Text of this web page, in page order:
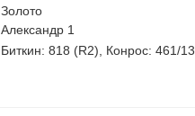
Золото
Александр 1
Биткин: 818 (R2), Конрос: 461/13